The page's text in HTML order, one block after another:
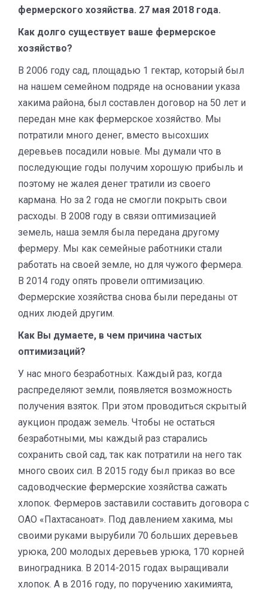
фермерского хозяйства. 27 мая 2018 года.
Как долго существует ваше фермерское
хозяйство?
В 2006 году сад, площадью 1 гектар, который был
на нашем семейном подряде на основании указа
хакима района, был составлен договор на 50 лет и
передан мне как фермерское хозяйство. Мы
потратили много денег, вместо высохших
деревьев посадили новые. Мы думали что в
последующие годы получим хорошую прибыль и
поэтому не жалея денег тратили из своего
кармана. Но за 2 года не смогли покрыть свои
расходы. В 2008 году в связи оптимизацией
земель, наша земля была передана другому
фермеру. Мы как семейные работники стали
работать на своей земле, но для чужого фермера.
В 2014 году опять провели оптимизацию.
Фермерские хозяйства снова были переданы от
одних людей другим.
Как Вы думаете, в чем причина частых
оптимизаций?
У нас много безработных. Каждый раз, когда
распределяют земли, появляется возможность
получения взяток. При этом проводиться скрытый
аукцион продаж земель. Чтобы не остаться
безработными, мы каждый раз старались
сохранить свой сад, так как потратили на него так
много своих сил. В 2015 году был приказ во все
садоводческие фермерские хозяйства сажать
хлопок. Фермеров заставили составить договора с
ОАО «Пахтасаноат». Под давлением хакима, мы
своими руками вырубили 70 больших деревьев
урюка, 200 молодых деревьев урюка, 170 корней
виноградника. В 2014-2015 годах выращивали
хлопок. А в 2016 году, по поручению хакимията,